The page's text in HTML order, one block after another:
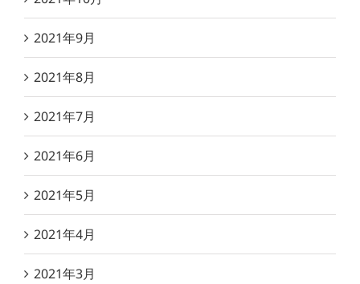
2021年9月
2021年8月
2021年7月
2021年6月
2021年5月
2021年4月
2021年3月